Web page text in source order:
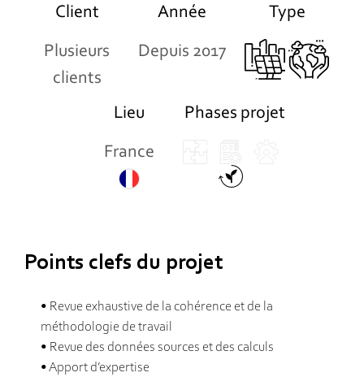
Client
Plusieurs
clients
Année
Depuis 2017
Type
Lieu
France
Phases projet
Points clefs du projet
• Revue exhaustive de la cohérence et de la
méthodologie de travail
• Revue des données sources et des calculs
• Apport d’expertise